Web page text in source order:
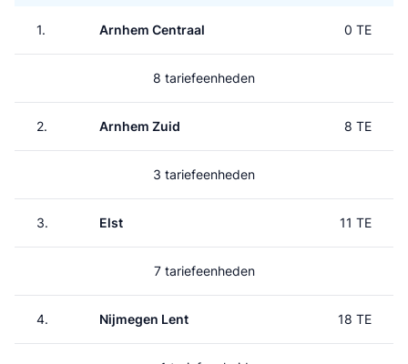
1. Arnhem Centraal 0 TE
8 tariefeenheden
2. Arnhem Zuid 8 TE
3 tariefeenheden
3. Elst 11 TE
7 tariefeenheden
4. Nijmegen Lent 18 TE